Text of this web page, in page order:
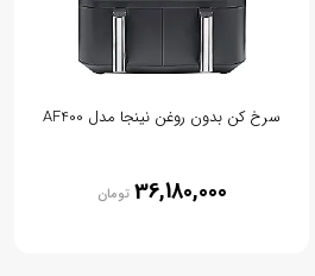
سرخ کن بدون روغن نینجا مدل AF400
36,180,000 تومان